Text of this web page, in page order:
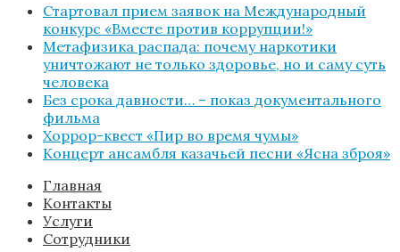
Стартовал прием заявок на Международный
конкурс «Вместе против коррупции!»
Метафизика распада: почему наркотики
уничтожают не только здоровье, но и саму суть
человека
Без срока давности… – показ документального
фильма
Хоррор-квест «Пир во время чумы»
Концерт ансамбля казачьей песни «Ясна зброя»
Главная
Контакты
Услуги
Сотрудники